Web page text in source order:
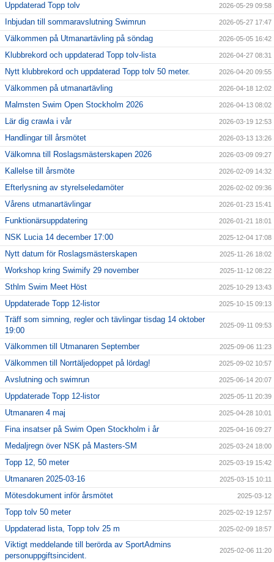
Uppdaterad Topp tolv 2026-05-29 09:58
Inbjudan till sommaravslutning Swimrun 2026-05-27 17:47
Välkommen på Utmanartävling på söndag 2026-05-05 16:42
Klubbrekord och uppdaterad Topp tolv-lista 2026-04-27 08:31
Nytt klubbrekord och uppdaterad Topp tolv 50 meter. 2026-04-20 09:55
Välkommen på utmanartävling 2026-04-18 12:02
Malmsten Swim Open Stockholm 2026 2026-04-13 08:02
Lär dig crawla i vår 2026-03-19 12:53
Handlingar till årsmötet 2026-03-13 13:26
Välkomna till Roslagsmästerskapen 2026 2026-03-09 09:27
Kallelse till årsmöte 2026-02-09 14:32
Efterlysning av styrelseledamöter 2026-02-02 09:36
Vårens utmanartävlingar 2026-01-23 15:41
Funktionärsuppdatering 2026-01-21 18:01
NSK Lucia 14 december 17:00 2025-12-04 17:08
Nytt datum för Roslagsmästerskapen 2025-11-26 18:02
Workshop kring Swimify 29 november 2025-11-12 08:22
Sthlm Swim Meet Höst 2025-10-29 13:43
Uppdaterade Topp 12-listor 2025-10-15 09:13
Träff som simning, regler och tävlingar tisdag 14 oktober
19:00
2025-09-11 09:53
Välkommen till Utmanaren September 2025-09-06 11:23
Välkommen till Norrtäljedoppet på lördag! 2025-09-02 10:57
Avslutning och swimrun 2025-06-14 20:07
Uppdaterade Topp 12-listor 2025-05-11 20:39
Utmanaren 4 maj 2025-04-28 10:01
Fina insatser på Swim Open Stockholm i år 2025-04-16 09:27
Medaljregn över NSK på Masters-SM 2025-03-24 18:00
Topp 12, 50 meter 2025-03-19 15:42
Utmanaren 2025-03-16 2025-03-15 10:11
Mötesdokument inför årsmötet 2025-03-12
Topp tolv 50 meter 2025-02-19 12:57
Uppdaterad lista, Topp tolv 25 m 2025-02-09 18:57
Viktigt meddelande till berörda av SportAdmins
personuppgiftsincident.
2025-02-06 11:20